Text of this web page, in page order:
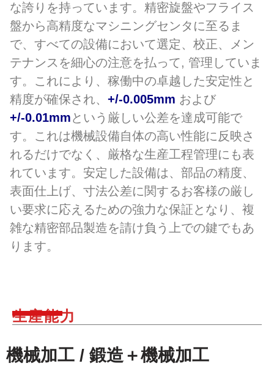
な誇りを持っています。精密旋盤やフライス
盤から高精度なマシニングセンタに至るま
で、すべての設備において選定、校正、メン
テナンスを細心の注意を払って, 管理していま
す。これにより、稼働中の卓越した安定性と
精度が確保され、 +/-0.005mm および
+/-0.01mmという厳しい公差を達成可能で
す。これは機械設備自体の高い性能に反映さ
れるだけでなく、厳格な生産工程管理にも表
れています。安定した設備は、部品の精度、
表面仕上げ、寸法公差に関するお客様の厳し
い要求に応えるための強力な保証となり、複
雑な精密部品製造を請け負う上での鍵でもあ
ります。
生産能力
機械加工 / 鍛造＋機械加工